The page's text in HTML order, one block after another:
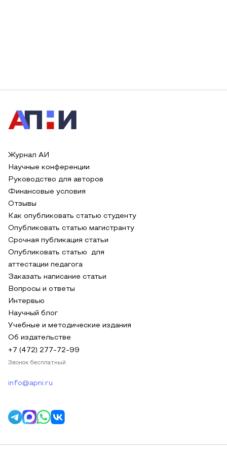
Журнал АИ
Научные конференции
Руководство для авторов
Финансовые условия
Отзывы
Как опубликовать статью студенту
Опубликовать статью магистранту
Срочная публикация статьи
Опубликовать статью для
аттестации педагога
Заказать написание статьи
Вопросы и ответы
Интервью
Научный блог
Учебные и методические издания
Об издательстве
+7 (472) 277-72-99
Звонок бесплатный
info@apni.ru